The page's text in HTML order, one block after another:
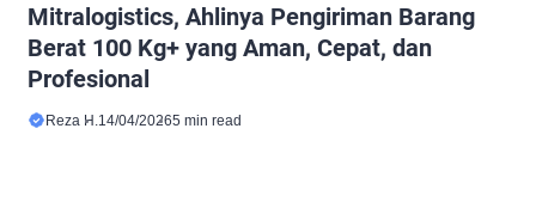
Mitralogistics, Ahlinya Pengiriman Barang
Berat 100 Kg+ yang Aman, Cepat, dan
Profesional
Reza H.14/04/20265 min read